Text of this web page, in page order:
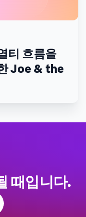
티 흐름을
Joe & the
때입니다.